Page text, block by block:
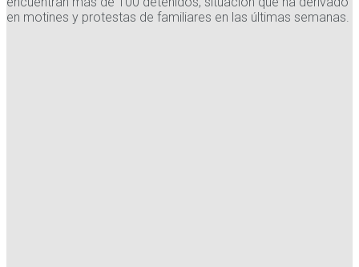
en motines y protestas de familiares en las últimas semanas.